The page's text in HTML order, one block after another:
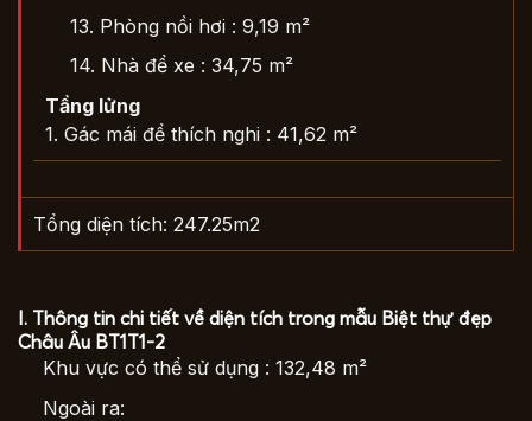
13. Phòng nồi hơi : 9,19 m²
14. Nhà để xe : 34,75 m²
Tầng lửng
1. Gác mái để thích nghi : 41,62 m²
Tổng diện tích: 247.25m2
I. Thông tin chi tiết về diện tích trong mẫu Biệt thự đẹp
Châu Âu BT1T1-2
Khu vực có thể sử dụng : 132,48 m²
Ngoài ra: